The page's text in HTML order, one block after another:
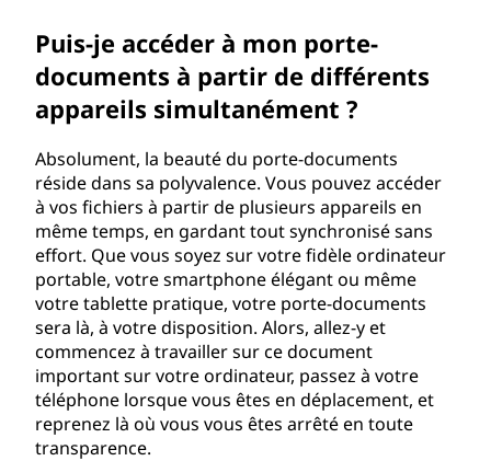
Puis-je accéder à mon porte-
documents à partir de différents
appareils simultanément ?
Absolument, la beauté du porte-documents
réside dans sa polyvalence. Vous pouvez accéder
à vos fichiers à partir de plusieurs appareils en
même temps, en gardant tout synchronisé sans
effort. Que vous soyez sur votre fidèle ordinateur
portable, votre smartphone élégant ou même
votre tablette pratique, votre porte-documents
sera là, à votre disposition. Alors, allez-y et
commencez à travailler sur ce document
important sur votre ordinateur, passez à votre
téléphone lorsque vous êtes en déplacement, et
reprenez là où vous vous êtes arrêté en toute
transparence.